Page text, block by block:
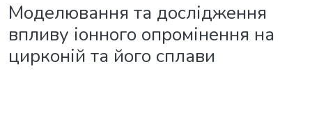
Моделювання та дослідження
впливу іонного опромінення на
цирконій та його сплави